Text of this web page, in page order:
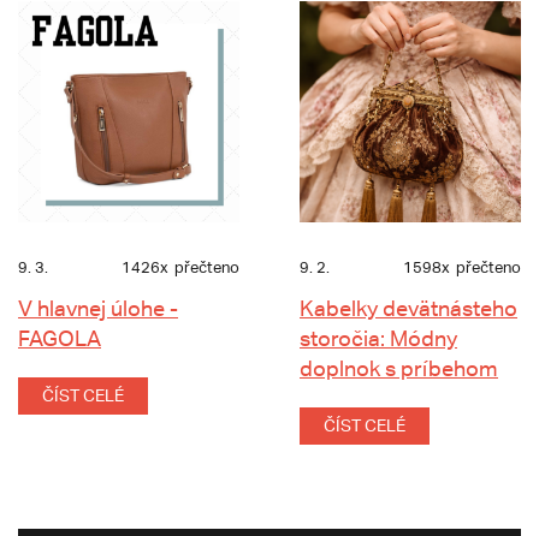
9. 3. 1426x přečteno
V hlavnej úlohe -
FAGOLA
ČÍST CELÉ
9. 2. 1598x přečteno
Kabelky devätnásteho
storočia: Módny
doplnok s príbehom
ČÍST CELÉ